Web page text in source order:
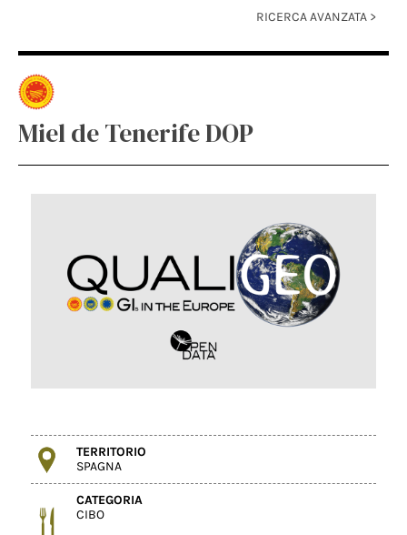
RICERCA AVANZATA >
Miel de Tenerife DOP
TERRITORIO
SPAGNA
CATEGORIA
CIBO